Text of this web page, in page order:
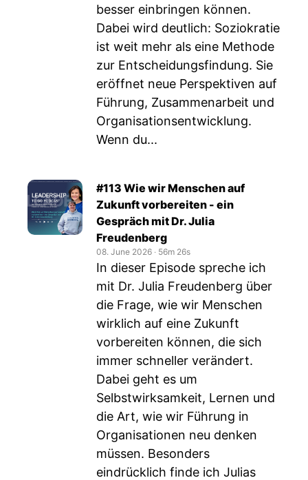
besser einbringen können.
Dabei wird deutlich: Soziokratie
ist weit mehr als eine Methode
zur Entscheidungsfindung. Sie
eröffnet neue Perspektiven auf
Führung, Zusammenarbeit und
Organisationsentwicklung.
Wenn du...
#113 Wie wir Menschen auf
Zukunft vorbereiten - ein
Gespräch mit Dr. Julia
Freudenberg
08. June 2026 ‧ 56m 26s
In dieser Episode spreche ich
mit Dr. Julia Freudenberg über
die Frage, wie wir Menschen
wirklich auf eine Zukunft
vorbereiten können, die sich
immer schneller verändert.
Dabei geht es um
Selbstwirksamkeit, Lernen und
die Art, wie wir Führung in
Organisationen neu denken
müssen. Besonders
eindrücklich finde ich Julias